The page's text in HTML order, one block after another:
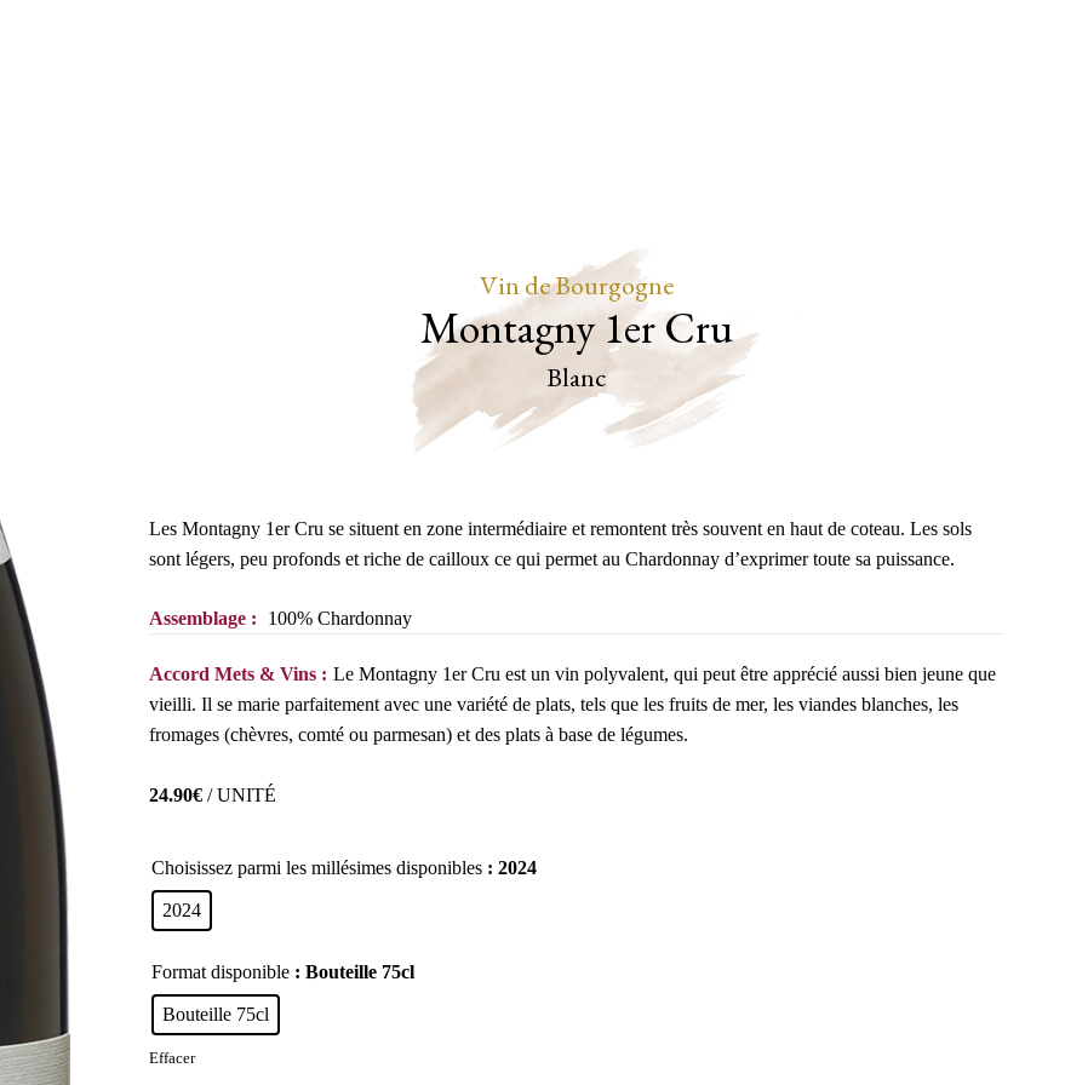
Vin de Bourgogne
Montagny 1er Cru
Blanc
Les Montagny 1er Cru se situent en zone intermédiaire et remontent très souvent en haut de coteau. Les sols
sont légers, peu profonds et riche de cailloux ce qui permet au Chardonnay d’exprimer toute sa puissance.
Assemblage : 100% Chardonnay
Accord Mets & Vins : Le Montagny 1er Cru est un vin polyvalent, qui peut être apprécié aussi bien jeune que
vieilli. Il se marie parfaitement avec une variété de plats, tels que les fruits de mer, les viandes blanches, les
fromages (chèvres, comté ou parmesan) et des plats à base de légumes.
24.90€ / UNITÉ
Choisissez parmi les millésimes disponibles : 2024
2024
Format disponible : Bouteille 75cl
Bouteille 75cl
Effacer